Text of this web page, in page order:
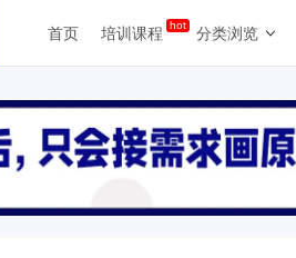
首页 培训课程 分类浏览